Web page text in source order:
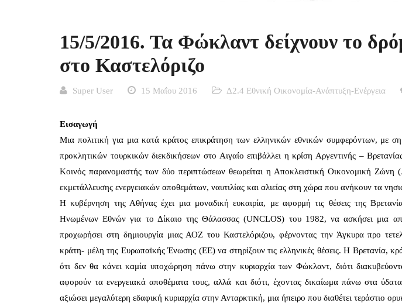
15/5/2016. Τα Φώκλαντ δείχνουν το
στο Καστελόριζο
Super User 15 Μαΐου 2016 Δ2.4 Εθνική Οικονομία-Ανάπτυξη-Ενέργεια
Εισαγωγή
Μια πολιτική για μια κατά κράτος επικράτηση των ελληνικών εθνικών συμφερόντων, με
προκλητικών τουρκικών διεκδικήσεων στο Αιγαίο επιβάλλει η κρίση Αργεντινής –
Κοινός παρανομαστής των δύο περιπτώσεων θεωρείται η Αποκλειστική Οικονομική Ζώνη
εκμετάλλευσης ενεργειακών αποθεμάτων, ναυτιλίας και αλιείας στη χώρα που ανήκουν τα
Η κυβέρνηση της Αθήνας έχει μια μοναδική ευκαιρία, με αφορμή τις θέσεις της
Ηνωμένων Εθνών για το Δίκαιο της Θάλασσας (UNCLOS) του 1982, να ασκήσει μια
προχωρήσει στη δημιουργία μιας ΑΟΖ του Καστελόριζου, φέρνοντας την Άγκυρα προ
κράτη- μέλη της Ευρωπαϊκής Ένωσης (ΕΕ) να στηρίξουν τις ελληνικές θέσεις. Η Βρετανία,
ότι δεν θα κάνει καμία υποχώρηση πάνω στην κυριαρχία των Φώκλαντ, διότι
αφορούν τα ενεργειακά αποθέματα τους, αλλά και διότι, έχοντας δικαίωμα πάνω στα
αξιώσει μεγαλύτερη εδαφική κυριαρχία στην Ανταρκτική, μια ήπειρο που διαθέτει τεράστιο